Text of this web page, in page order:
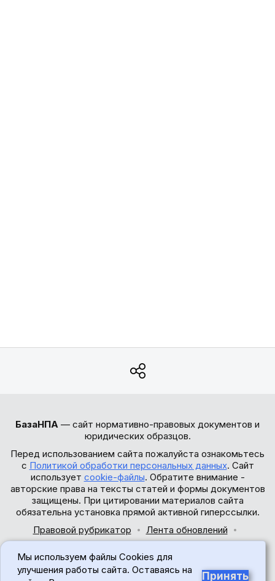
БазаНПА — сайт нормативно-правовых документов и
юридических образцов.
Перед использованием сайта пожалуйста ознакомьтесь
с Политикой обработки персональных данных. Сайт
использует cookie-файлы. Обратите внимание -
авторские права на тексты статей и формы документов
защищены. При цитировании материалов сайта
обязательна установка прямой активной гиперссылки.
Правовой рубрикатор
Лента обновлений
© 2017-2026
Мы используем файлы Cookies для
улучшения работы сайта. Оставаясь на
Принять